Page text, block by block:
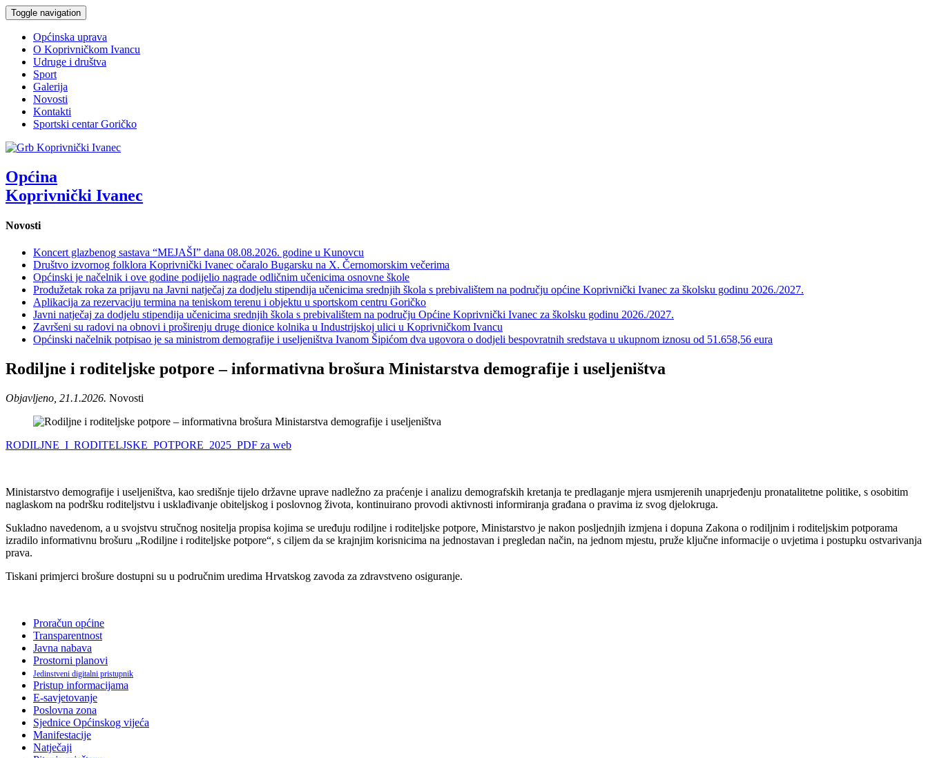
Toggle navigation
Općinska uprava
O Koprivničkom Ivancu
Udruge i društva
Sport
Galerija
Novosti
Kontakti
Sportski centar Goričko
Općina
Koprivnički Ivanec
Novosti
Koncert glazbenog sastava “MEJAŠI” dana 08.08.2026. godine u Kunovcu
Društvo izvornog folklora Koprivnički Ivanec očaralo Bugarsku na X. Černomorskim večerima
Općinski je načelnik i ove godine podijelio nagrade odličnim učenicima osnovne škole
Produžetak roka za prijavu na Javni natječaj za dodjelu stipendija učenicima srednjih škola s prebivalištem na području općine Koprivnički Ivanec za školsku godinu 2026./2027.
Aplikacija za rezervaciju termina na teniskom terenu i objektu u sportskom centru Goričko
Javni natječaj za dodjelu stipendija učenicima srednjih škola s prebivalištem na području Općine Koprivnički Ivanec za školsku godinu 2026./2027.
Završeni su radovi na obnovi i proširenju druge dionice kolnika u Industrijskoj ulici u Koprivničkom Ivancu
Općinski načelnik potpisao je sa ministrom demografije i useljeništva Ivanom Šipićom dva ugovora o dodjeli bespovratnih sredstava u ukupnom iznosu od 51.658,56 eura
Rodiljne i roditeljske potpore – informativna brošura Ministarstva demografije i useljeništva
Objavljeno, 21.1.2026. Novosti
RODILJNE_I_RODITELJSKE_POTPORE_2025_PDF za web
Ministarstvo demografije i useljeništva, kao središnje tijelo državne uprave nadležno za praćenje i analizu demografskih kretanja te predlaganje mjera usmjerenih unaprjeđenju pronatalitetne politike, s osobitim
naglaskom na podršku roditeljstvu i usklađivanje obiteljskog i poslovnog života, kontinuirano provodi aktivnosti informiranja građana o pravima iz svog djelokruga.
Sukladno navedenom, a u svojstvu stručnog nositelja propisa kojima se uređuju rodiljne i roditeljske potpore, Ministarstvo je nakon posljednjih izmjena i dopuna Zakona o rodiljnim i roditeljskim potporama
izradilo informativnu brošuru „Rodiljne i roditeljske potpore“, s ciljem da se krajnjim korisnicima na jednostavan i pregledan način, na jednom mjestu, pruže ključne informacije o uvjetima i postupku ostvarivanja
prava.
Tiskani primjerci brošure dostupni su u područnim uredima Hrvatskog zavoda za zdravstveno osiguranje.
Proračun općine
Transparentnost
Javna nabava
Prostorni planovi
Jedinstveni digitalni pristupnik
Pristup informacijama
E-savjetovanje
Poslovna zona
Sjednice Općinskog vijeća
Manifestacije
Natječaji